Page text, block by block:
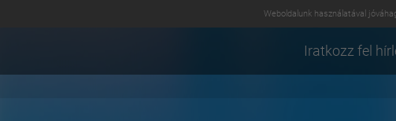
Weboldalunk használatával
Iratkozz fel